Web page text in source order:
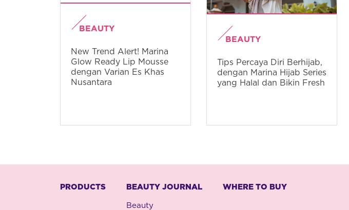
BEAUTY
New Trend Alert! Marina
Glow Ready Lip Mousse
dengan Varian Es Khas
Nusantara
BEAUTY
Tips Percaya Diri Berhijab,
dengan Marina Hijab Series
yang Halal dan Bikin Fresh
PRODUCTS BEAUTY JOURNAL
Beauty
WHERE TO BUY